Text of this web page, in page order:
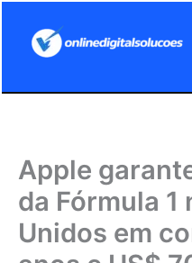
Apple
da Fórmula 1
Unidos em